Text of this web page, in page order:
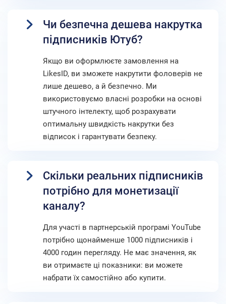
Чи безпечна дешева накрутка
підписників Ютуб?
Якщо ви оформлюєте замовлення на
LikesID, ви зможете накрутити фоловерів не
лише дешево, а й безпечно. Ми
використовуємо власні розробки на основі
штучного інтелекту, щоб розрахувати
оптимальну швидкість накрутки без
відписок і гарантувати безпеку.
Скільки реальних підписників
потрібно для монетизації
каналу?
Для участі в партнерській програмі YouTube
потрібно щонайменше 1000 підписників і
4000 годин перегляду. Не має значення, як
ви отримаєте ці показники: ви можете
набрати їх самостійно або купити.